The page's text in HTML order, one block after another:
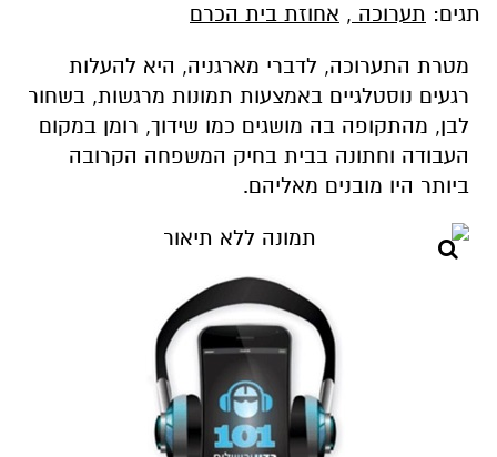
תגים: תערוכה , אחוזת בית הכרם
מטרת התערוכה, לדברי מארגניה, היא להעלות
רגעים נוסטלגיים באמצעות תמונות מרגשות, בשחור
לבן, מהתקופה בה מושגים כמו שידוך, רומן במקום
העבודה וחתונה בבית בחיק המשפחה הקרובה
ביותר היו מובנים מאליהם.